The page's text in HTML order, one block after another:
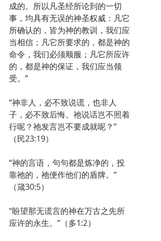
成的。所以凡圣经所论到的一切
事，均具有无误的神圣权威：凡它
所确认的，皆为神的教训，我们应
当相信；凡它所要求的，都是神的
命令，我们必须顺服；凡它所应许
的，都是神的保证，我们应当领
受。”
“神非人，必不致说谎，也非人
子，必不致后悔。祂说话岂不照着
行呢？祂发言岂不要成就呢？”
（民23:19）
“神的言语，句句都是炼净的，投
靠祂的，祂便作他们的盾牌。”
（箴30:5）
“盼望那无谎言的神在万古之先所
应许的永生。”（多1:2）